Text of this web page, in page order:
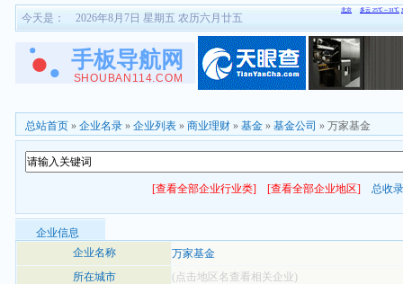
今天是： 2026年8月7日 星期五 农历六月廿五
总站首页 » 企业名录 » 企业列表 » 商业理财 » 基金 » 基金公司 » 万家基金
[查看全部企业行业类] [查看全部企业地区] 总收
企业信息
企业名称
万家基金
所在城市
(点击地区名查看相关企业)